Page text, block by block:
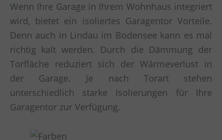
Wenn Ihre Garage in Ihrem Wohnhaus integriert
wird, bietet ein isoliertes Garagentor Vorteile.
Denn auch in Lindau im Bodensee kann es mal
richtig kalt werden. Durch die Dämmung der
Torfläche reduziert sich der Wärmeverlust in
der Garage. Je nach Torart stehen
unterschiedlich starke Isolierungen für Ihre
Garagentor zur Verfügung.